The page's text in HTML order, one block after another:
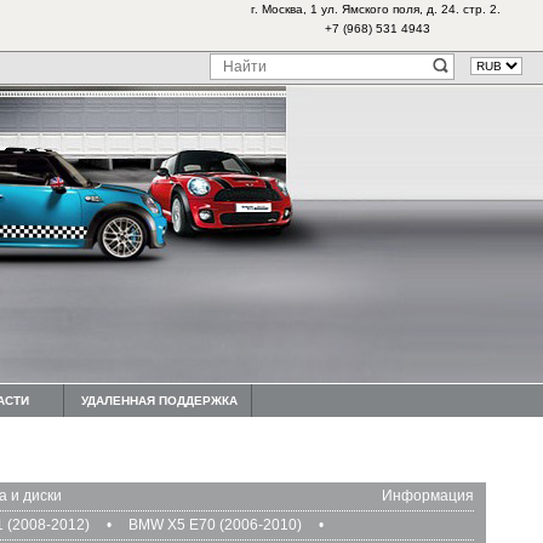
г. Москва, 1 ул. Ямского поля, д. 24. стр. 2.
+7 (968) 531 4943
УДАЛЕННАЯ ПОДДЕРЖКА
Информация
и диски
(2008-2012) • BMW X5 E70 (2006-2010)
•